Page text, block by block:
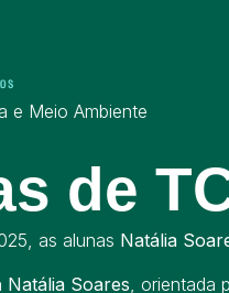
e Meio Ambiente
de
as alunas Natália
Natália Soares, orientada